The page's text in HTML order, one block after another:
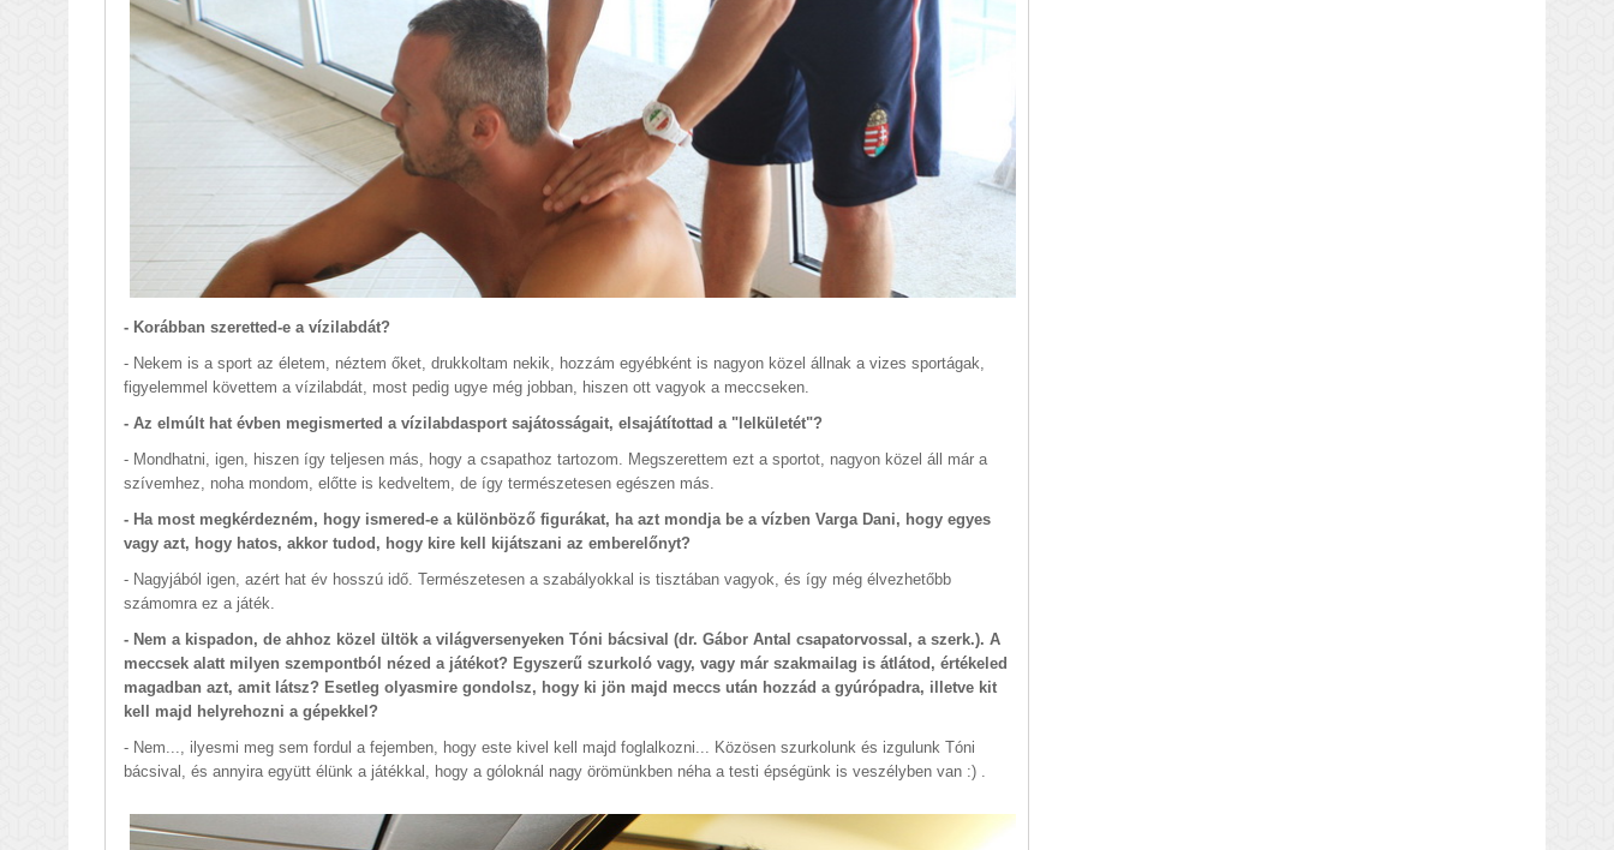
- Korábban szeretted-e a vízilabdát?
- Nekem is a sport az életem, néztem őket, drukkoltam nekik, hozzám egyébként is nagyon közel állnak a vizes sportágak,
figyelemmel követtem a vízilabdát, most pedig ugye még jobban, hiszen ott vagyok a meccseken.
- Az elmúlt hat évben megismerted a vízilabdasport sajátosságait, elsajátítottad a "lelkületét"?
- Mondhatni, igen, hiszen így teljesen más, hogy a csapathoz tartozom. Megszerettem ezt a sportot, nagyon közel áll már a
szívemhez, noha mondom, előtte is kedveltem, de így természetesen egészen más.
- Ha most megkérdezném, hogy ismered-e a különböző figurákat, ha azt mondja be a vízben Varga Dani, hogy egyes
vagy azt, hogy hatos, akkor tudod, hogy kire kell kijátszani az emberelőnyt?
- Nagyjából igen, azért hat év hosszú idő. Természetesen a szabályokkal is tisztában vagyok, és így még élvezhetőbb
számomra ez a játék.
- Nem a kispadon, de ahhoz közel ültök a világversenyeken Tóni bácsival (dr. Gábor Antal csapatorvossal, a szerk.). A
meccsek alatt milyen szempontból nézed a játékot? Egyszerű szurkoló vagy, vagy már szakmailag is átlátod, értékeled
magadban azt, amit látsz? Esetleg olyasmire gondolsz, hogy ki jön majd meccs után hozzád a gyúrópadra, illetve kit
kell majd helyrehozni a gépekkel?
- Nem..., ilyesmi meg sem fordul a fejemben, hogy este kivel kell majd foglalkozni... Közösen szurkolunk és izgulunk Tóni
bácsival, és annyira együtt élünk a játékkal, hogy a góloknál nagy örömünkben néha a testi épségünk is veszélyben van :) .